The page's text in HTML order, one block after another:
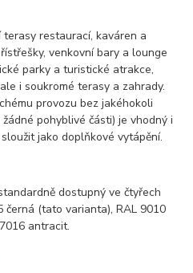
restaurací, kaváren a
venkovní bary a lounge
parky a turistické atrakce,
i soukromé terasy a zahrady.
provozu bez jakéhokoli
pohyblivé části) je vhodný i
jako doplňkové vytápění.
dostupný ve čtyřech
černá (tato varianta), RAL 9010
antracit.